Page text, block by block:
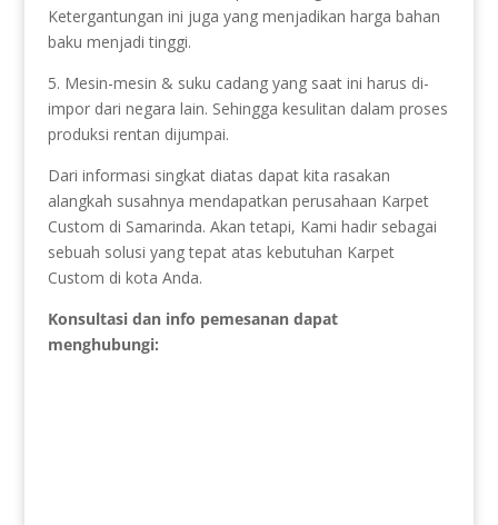
Ketergantungan ini juga yang menjadikan harga bahan
baku menjadi tinggi.
5. Mesin-mesin & suku cadang yang saat ini harus di-
impor dari negara lain. Sehingga kesulitan dalam proses
produksi rentan dijumpai.
Dari informasi singkat diatas dapat kita rasakan
alangkah susahnya mendapatkan perusahaan Karpet
Custom di Samarinda. Akan tetapi, Kami hadir sebagai
sebuah solusi yang tepat atas kebutuhan Karpet
Custom di kota Anda.
Konsultasi dan info pemesanan dapat
menghubungi: